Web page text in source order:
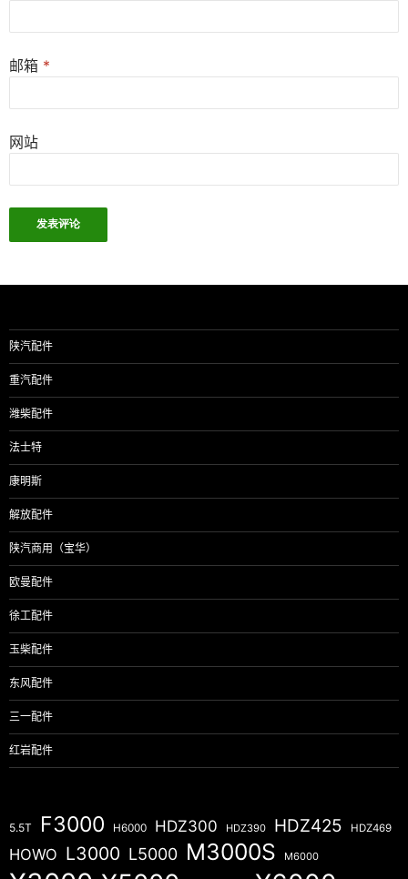
邮箱 *
网站
陕汽配件
重汽配件
潍柴配件
法士特
康明斯
解放配件
陕汽商用（宝华）
欧曼配件
徐工配件
玉柴配件
东风配件
三一配件
红岩配件
5.5T F3000 H6000 HDZ300 HDZ390 HDZ425 HDZ469
HOWO L3000 L5000 M3000S M6000